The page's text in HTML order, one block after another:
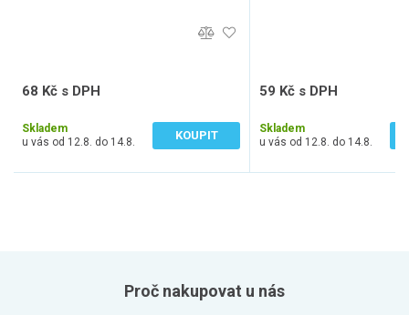
68 Kč s DPH
Skladem
u vás od 12.8. do 14.8.
KOUPIT
59 Kč s DPH
Skladem
u vás od 12.8. do 14.8.
Proč nakupovat u nás